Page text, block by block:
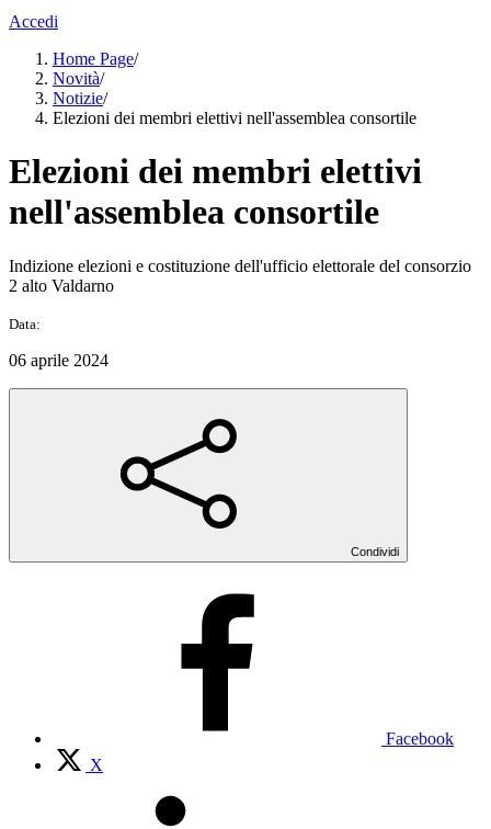
Accedi
Home Page/
Novità/
Notizie/
Elezioni dei membri elettivi nell'assemblea consortile
Elezioni dei membri elettivi
nell'assemblea consortile
Indizione elezioni e costituzione dell'ufficio elettorale del consorzio
2 alto Valdarno
Data:
06 aprile 2024
Condividi
Facebook
X